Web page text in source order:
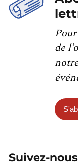
de
Suivez-nous